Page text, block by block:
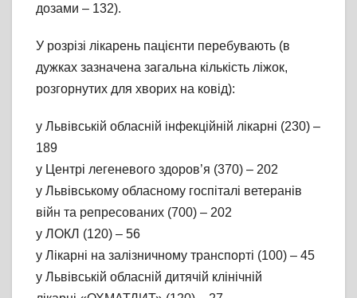
дозами – 132).
У розрізі лікарень пацієнти перебувають (в
дужках зазначена загальна кількість ліжок,
розгорнутих для хворих на ковід):
у Львівській обласній інфекційній лікарні (230) –
189
у Центрі легеневого здоров’я (370) – 202
у Львівському обласному госпіталі ветеранів
війн та репресованих (700) – 202
у ЛОКЛ (120) – 56
у Лікарні на залізничному транспорті (100) – 45
у Львівській обласній дитячій клінічній